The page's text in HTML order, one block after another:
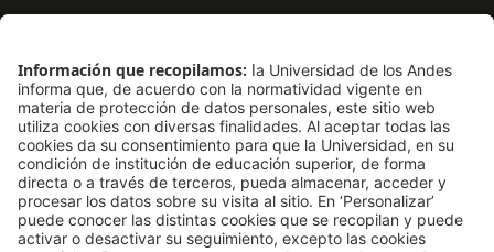
Preguntas frecuentes
Filantropía y donacionesarrow_outward
Mapa del sitio arrow_outward
Síguenos
LinkedIn